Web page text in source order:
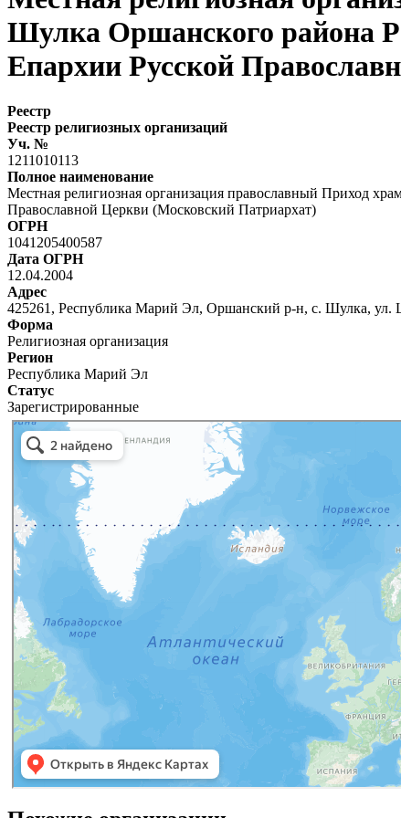
Шулка Оршанского района
Епархии Русской
Реестр
Реестр религиозных организаций
Уч. №
1211010113
Полное наименование
Местная религиозная организация православный Приход
Православной Церкви (Московский Патриархат)
ОГРН
1041205400587
Дата ОГРН
12.04.2004
Адрес
425261, Республика Марий Эл, Оршанский р-н, с. Шулка, ул.
Форма
Религиозная организация
Регион
Республика Марий Эл
Статус
Зарегистрированные